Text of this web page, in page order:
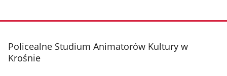
stopka
Policealne Studium Animatorów Kultury w
Krośnie